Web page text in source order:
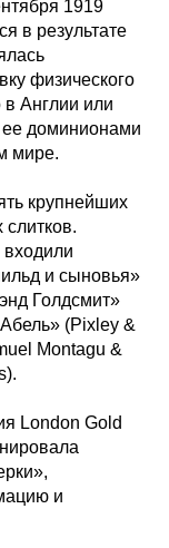
1919
в результате
физического
в Англии или
доминионами
мире.
крупнейших
слитков.
входили
и сыновья»
Голдсмит»
(Pixley &
Montagu &
London Gold
и